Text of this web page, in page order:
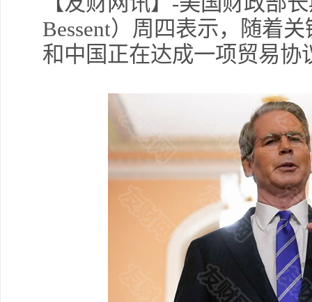
Bessent）周四表示，随着
和中国正在达成一项贸易协